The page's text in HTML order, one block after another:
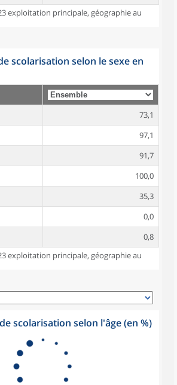
exploitation principale, géographie au
scolarisation selon le sexe en
73,1
97,1
91,7
100,0
35,3
0,0
0,8
exploitation principale, géographie au
scolarisation selon l'âge (en %)